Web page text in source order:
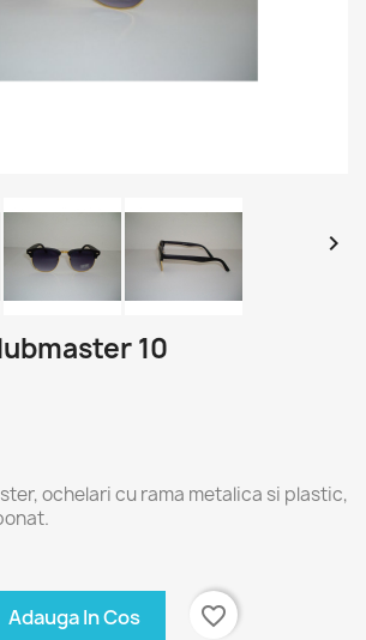

10
ochelari cu rama metalica si plastic,
Adauga In Cos
favorite_border